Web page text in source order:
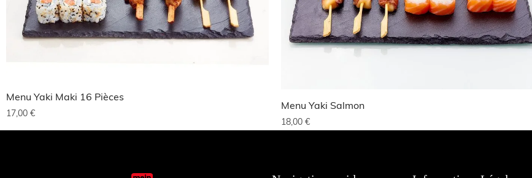
Menu Yaki Maki 16 Pièces
17,00 €
Menu Yaki Salmon
18,00 €